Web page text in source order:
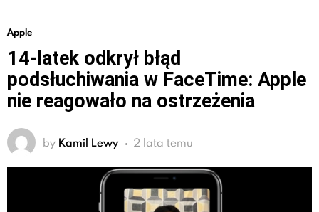
Apple
14-latek odkrył błąd
podsłuchiwania w FaceTime: Apple
nie reagowało na ostrzeżenia
by Kamil Lewy 2 lata temu